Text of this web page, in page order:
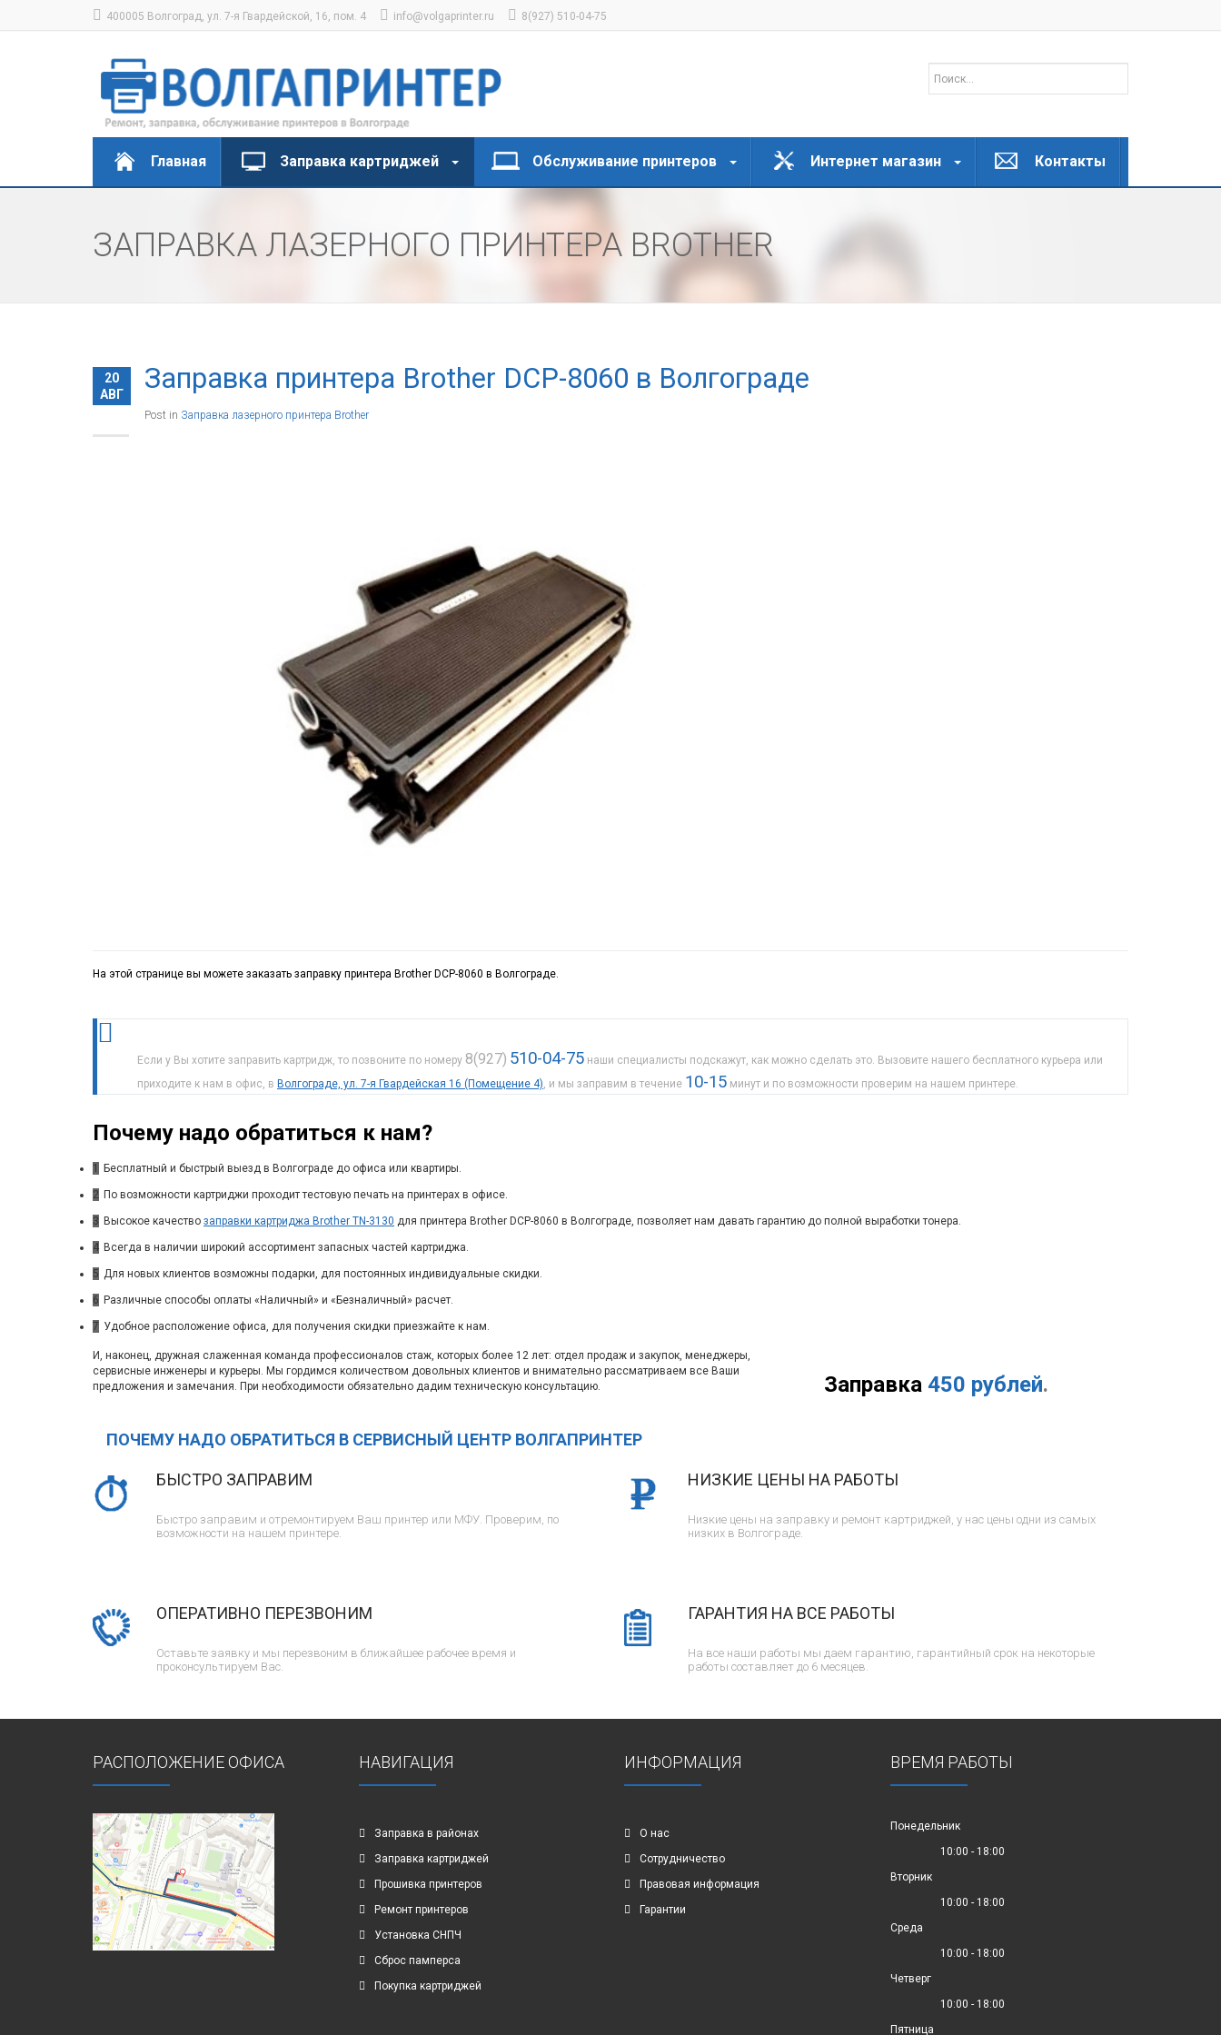
400005 Волгоград, ул. 7-я Гвардейской, 16, пом. 4 info@volgaprinter.ru 8(927) 510-04-75
Главная Заправка картриджей Обслуживание принтеров Интернет магазин Контакты
ЗАПРАВКА ЛАЗЕРНОГО ПРИНТЕРА BROTHER
20
АВГ
Заправка принтера Brother DCP-8060 в Волгограде
Post in Заправка лазерного принтера Brother
На этой странице вы можете заказать заправку принтера Brother DCP-8060 в Волгограде.
Если у Вы хотите заправить картридж, то позвоните по номеру 8(927) 510-04-75 наши специалисты подскажут, как можно сделать это. Вызовите нашего бесплатного курьера или
приходите к нам в офис, в Волгограде, ул. 7-я Гвардейская 16 (Помещение 4), и мы заправим в течение 10-15 минут и по возможности проверим на нашем принтере.
Почему надо обратиться к нам?
1 Бесплатный и быстрый выезд в Волгограде до офиса или квартиры.
2 По возможности картриджи проходит тестовую печать на принтерах в офисе.
3 Высокое качество заправки картриджа Brother TN-3130 для принтера Brother DCP-8060 в Волгограде, позволяет нам давать гарантию до полной выработки тонера.
4 Всегда в наличии широкий ассортимент запасных частей картриджа.
5 Для новых клиентов возможны подарки, для постоянных индивидуальные скидки.
6 Различные способы оплаты «Наличный» и «Безналичный» расчет.
7 Удобное расположение офиса, для получения скидки приезжайте к нам.
Заправка 450 рублей.
И, наконец, дружная слаженная команда профессионалов стаж, которых более 12 лет: отдел продаж и закупок, менеджеры,
сервисные инженеры и курьеры. Мы гордимся количеством довольных клиентов и внимательно рассматриваем все Ваши
предложения и замечания. При необходимости обязательно дадим техническую консультацию.
ПОЧЕМУ НАДО ОБРАТИТЬСЯ В СЕРВИСНЫЙ ЦЕНТР ВОЛГАПРИНТЕР
БЫСТРО ЗАПРАВИМ
Быстро заправим и отремонтируем Ваш принтер или МФУ. Проверим, по
возможности на нашем принтере.
ОПЕРАТИВНО ПЕРЕЗВОНИМ
Оставьте заявку и мы перезвоним в ближайшее рабочее время и
проконсультируем Вас.
НИЗКИЕ ЦЕНЫ НА РАБОТЫ
Низкие цены на заправку и ремонт картриджей, у нас цены одни из самых
низких в Волгограде.
ГАРАНТИЯ НА ВСЕ РАБОТЫ
На все наши работы мы даем гарантию, гарантийный срок на некоторые
работы составляет до 6 месяцев.
РАСПОЛОЖЕНИЕ ОФИСА НАВИГАЦИЯ
Заправка в районах
Заправка картриджей
Прошивка принтеров
Ремонт принтеров
Установка СНПЧ
Сброс памперса
Покупка картриджей
ИНФОРМАЦИЯ
О нас
Сотрудничество
Правовая информация
Гарантии
ВРЕМЯ РАБОТЫ
Понедельник
10:00 - 18:00
Вторник
10:00 - 18:00
Среда
10:00 - 18:00
Четверг
10:00 - 18:00
Пятница